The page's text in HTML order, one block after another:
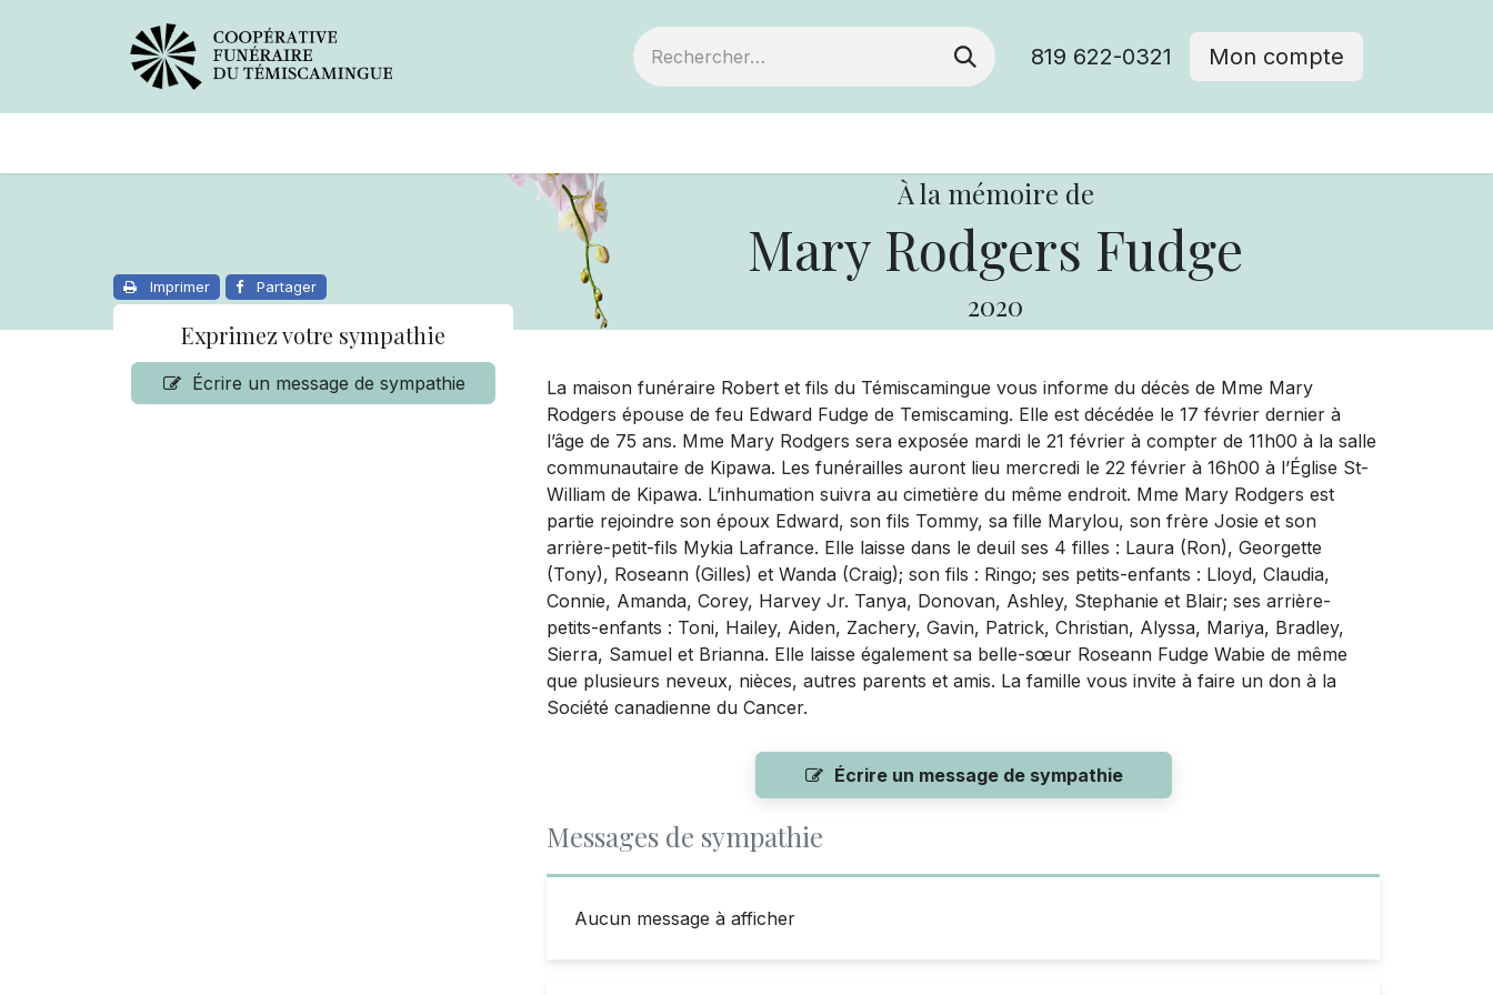
819 622-0321 Mon compte
À la mémoire de
Mary Rodgers Fudge
2020
Imprimer Partager
Exprimez votre sympathie
Écrire un message de sympathie
La maison funéraire Robert et fils du Témiscamingue vous informe du décès de Mme Mary
Rodgers épouse de feu Edward Fudge de Temiscaming. Elle est décédée le 17 février dernier à
l’âge de 75 ans. Mme Mary Rodgers sera exposée mardi le 21 février à compter de 11h00 à la salle
communautaire de Kipawa. Les funérailles auront lieu mercredi le 22 février à 16h00 à l’Église St-
William de Kipawa. L’inhumation suivra au cimetière du même endroit. Mme Mary Rodgers est
partie rejoindre son époux Edward, son fils Tommy, sa fille Marylou, son frère Josie et son
arrière-petit-fils Mykia Lafrance. Elle laisse dans le deuil ses 4 filles : Laura (Ron), Georgette
(Tony), Roseann (Gilles) et Wanda (Craig); son fils : Ringo; ses petits-enfants : Lloyd, Claudia,
Connie, Amanda, Corey, Harvey Jr. Tanya, Donovan, Ashley, Stephanie et Blair; ses arrière-
petits-enfants : Toni, Hailey, Aiden, Zachery, Gavin, Patrick, Christian, Alyssa, Mariya, Bradley,
Sierra, Samuel et Brianna. Elle laisse également sa belle-sœur Roseann Fudge Wabie de même
que plusieurs neveux, nièces, autres parents et amis. La famille vous invite à faire un don à la
Société canadienne du Cancer.
Écrire un message de sympathie
Messages de sympathie
Aucun message à afficher